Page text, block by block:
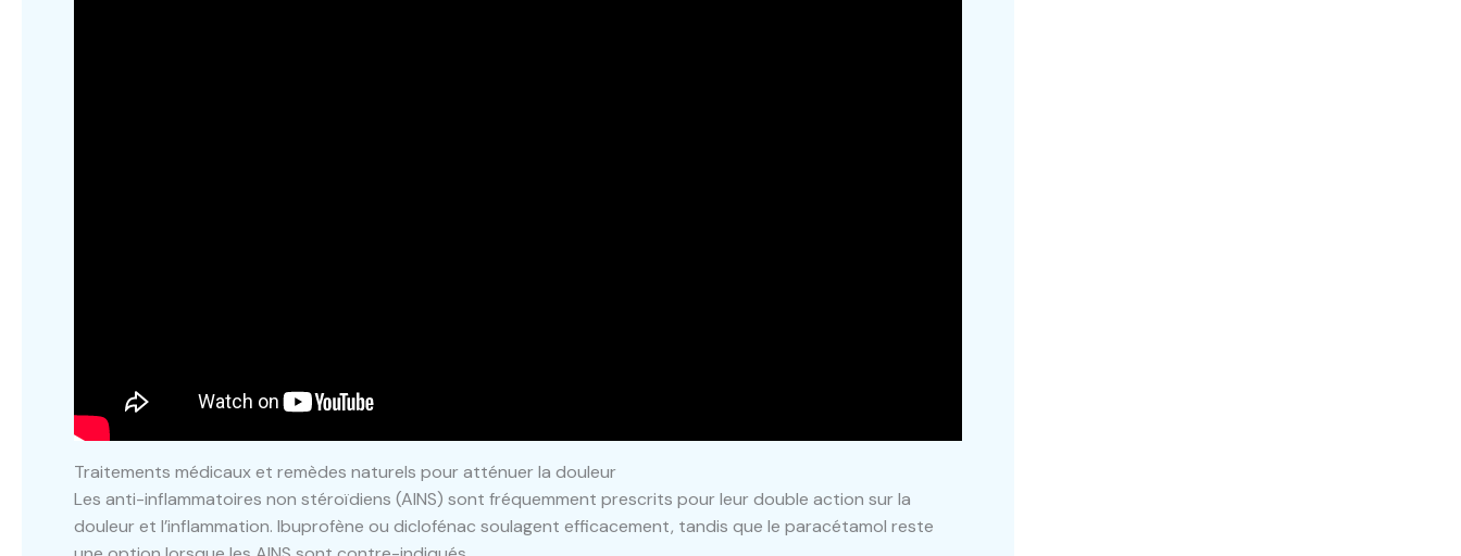
Traitements médicaux et remèdes naturels pour atténuer la douleur
Les anti-inflammatoires non stéroïdiens (AINS) sont fréquemment prescrits pour leur double action sur la
douleur et l’inflammation. Ibuprofène ou diclofénac soulagent efficacement, tandis que le paracétamol reste